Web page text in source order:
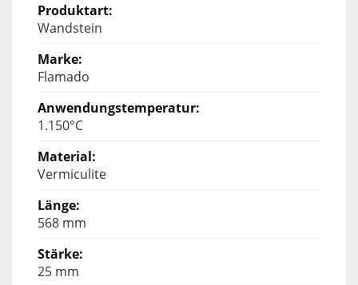
Wandstein
Flamado
1.150°C
Vermiculite
568 mm
25 mm